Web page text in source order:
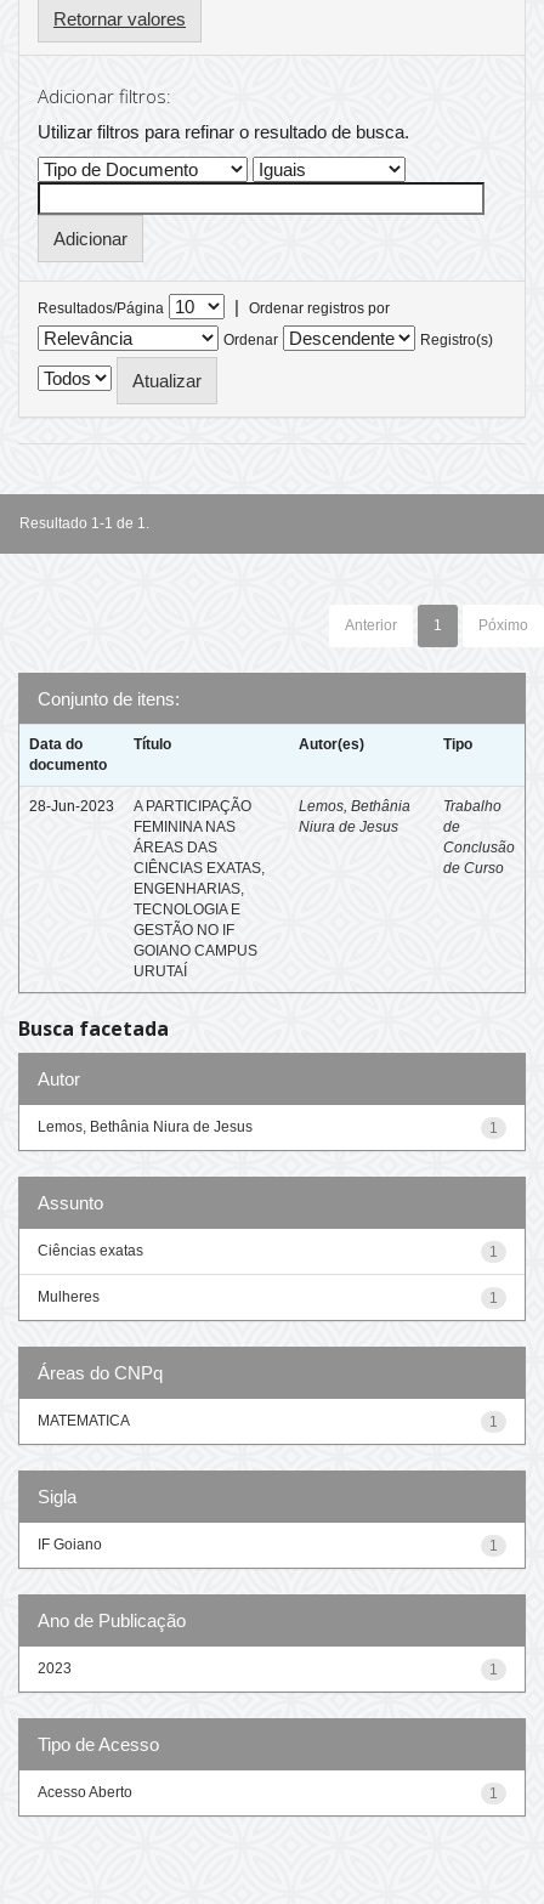
Retornar valores
Adicionar filtros:
Utilizar filtros para refinar o resultado de busca.
Resultados/Página |
Ordenar registros por
Ordenar
Registro(s)
Resultado 1-1 de 1.
Anterior 1 Póximo
Conjunto de itens:
Data do
documento
Título Autor(es) Tipo
28-Jun-2023
A PARTICIPAÇÃO
FEMININA NAS
ÁREAS DAS
CIÊNCIAS EXATAS,
ENGENHARIAS,
TECNOLOGIA E
GESTÃO NO IF
GOIANO CAMPUS
URUTAÍ
Lemos, Bethânia
Niura de Jesus
Trabalho
de
Conclusão
de Curso
Busca facetada
Autor
1
Lemos, Bethânia Niura de Jesus
Assunto
1
Ciências exatas
1
Mulheres
Áreas do CNPq
1
MATEMATICA
Sigla
1
IF Goiano
Ano de Publicação
1
2023
Tipo de Acesso
1
Acesso Aberto